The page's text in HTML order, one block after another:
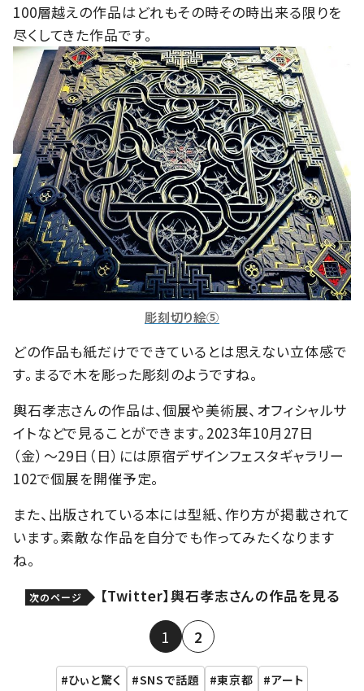
100層越えの作品はどれもその時その時出来る限りを
尽くしてきた作品です。
彫刻切り絵⑤
どの作品も紙だけでできているとは思えない立体感で
す。まるで木を彫った彫刻のようですね。
輿石孝志さんの作品は、個展や美術展、オフィシャルサ
イトなどで見ることができます。2023年10月27日
（金）〜29日（日）には原宿デザインフェスタギャラリー
102で個展を開催予定。
また、出版されている本には型紙、作り方が掲載されて
います。素敵な作品を自分でも作ってみたくなります
ね。
次のページ 【Twitter】輿石孝志さんの作品を見る
1 2
ひぃと驚く SNSで話題 東京都 アート